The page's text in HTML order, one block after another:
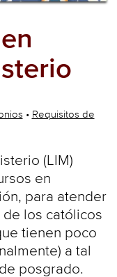
• Requisitos de
(LIM)
en
para atender
los católicos
tienen poco
a tal
posgrado.